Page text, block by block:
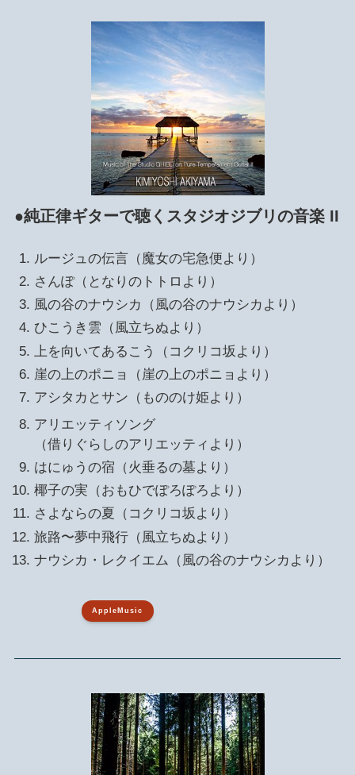
●純正律ギターで聴くスタジオジブリの音楽 II
ルージュの伝言（魔女の宅急便より）
さんぽ（となりのトトロより）
風の谷のナウシカ（風の谷のナウシカより）
ひこうき雲（風立ちぬより）
上を向いてあるこう（コクリコ坂より）
崖の上のポニョ（崖の上のポニョより）
アシタカとサン（もののけ姫より）
アリエッティソング
（借りぐらしのアリエッティより）
はにゅうの宿（火垂るの墓より）
椰子の実（おもひでぽろぽろより）
さよならの夏（コクリコ坂より）
旅路〜夢中飛行（風立ちぬより）
ナウシカ・レクイエム（風の谷のナウシカより）
AppleMusic